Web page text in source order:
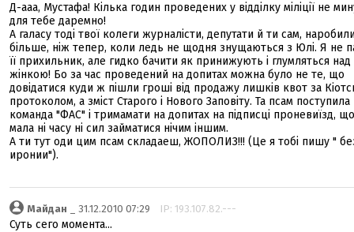
Д-ааа, Мустафа! Кілька годин проведених у відділку міліції не
для тебе даремно!
А галасу тоді твої колеги журналісти, депутати й ти сам,
більше, ніж тепер, коли ледь не щодня знущаються з Юлі. Я не
її прихильник, але гидко бачити як принижують і глумляться над
жінкою! Бо за час проведений на допитах можна було не те, що
довідатися куди ж пішли гроші від продажу лишків квот за
протоколом, а зміст Старого і Нового Заповіту. Та псам поступила
команда "ФАС" і тримамати на допитах на підписці проневиїзд,
мала ні часу ні сил займатися нічим іншим.
А ти тут оди цим псам складаеш, ЖОПОЛИЗ!!! (Це я тобі пишу "
иронии").
Майдан _ 31.12.2010 07:29 IP: 193.107.82.---
Суть сего момента...